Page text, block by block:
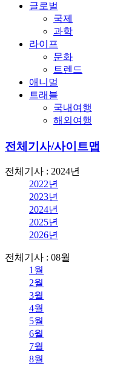
글로벌
국제
과학
라이프
문화
트렌드
애니멀
트래블
국내여행
해외여행
전체기사/사이트맵
전체기사 : 2024년
2022년
2023년
2024년
2025년
2026년
전체기사 : 08월
1월
2월
3월
4월
5월
6월
7월
8월